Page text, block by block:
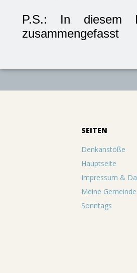
P.S.: In diesem
zusammengefasst
SEITEN
Denkanstöße
Hauptseite
Impressum &
Meine Gemeinde
Sonntags